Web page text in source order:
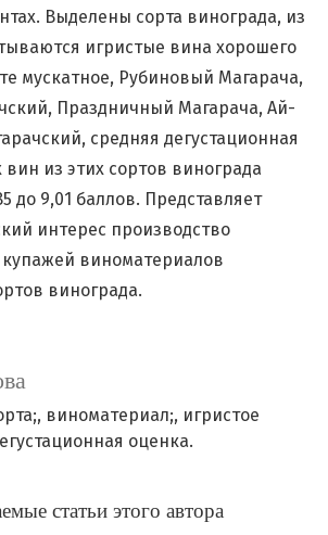
виноматериал; игристое
оценка.
Выделены сорта винограда, из
игристые вина хорошего
мускатное, Рубиновый Магарача,
Праздничный Магарача, Ай-
средняя дегустационная
из этих сортов винограда
до 9,01 баллов. Представляет
интерес производство
виноматериалов
винограда.
статьи этого автора